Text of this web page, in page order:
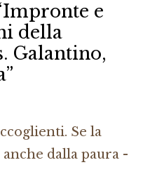
e
della
Galantino,
Se la
anche dalla paura -